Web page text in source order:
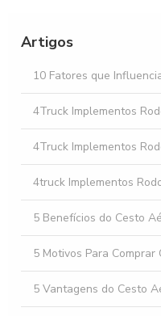
para Seu Negócio
Como Facilitar o Aluguel
sua Empresa
Artigos
10 Fatores que
4Truck Implementos
4Truck Implementos
4truck Implementos
5 Benefícios do Cesto
5 Motivos Para
5 Vantagens do Cesto